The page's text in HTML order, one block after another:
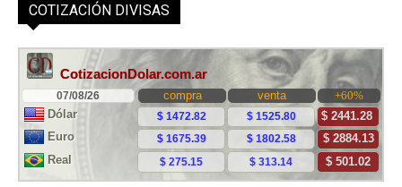
COTIZACIÓN DIVISAS